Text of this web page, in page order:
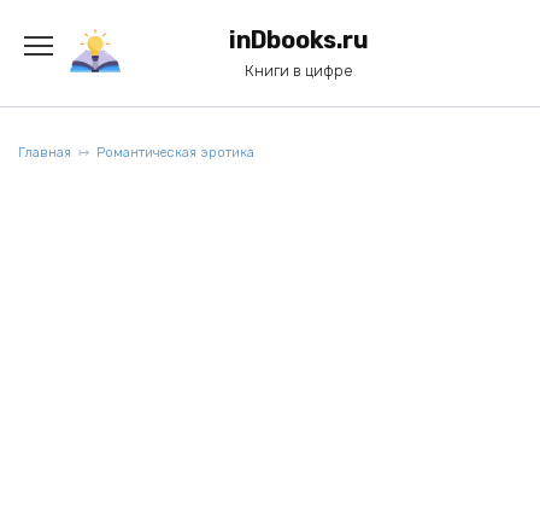
содержанию
inDbooks.ru
Книги в цифре
Главная Романтическая эротика